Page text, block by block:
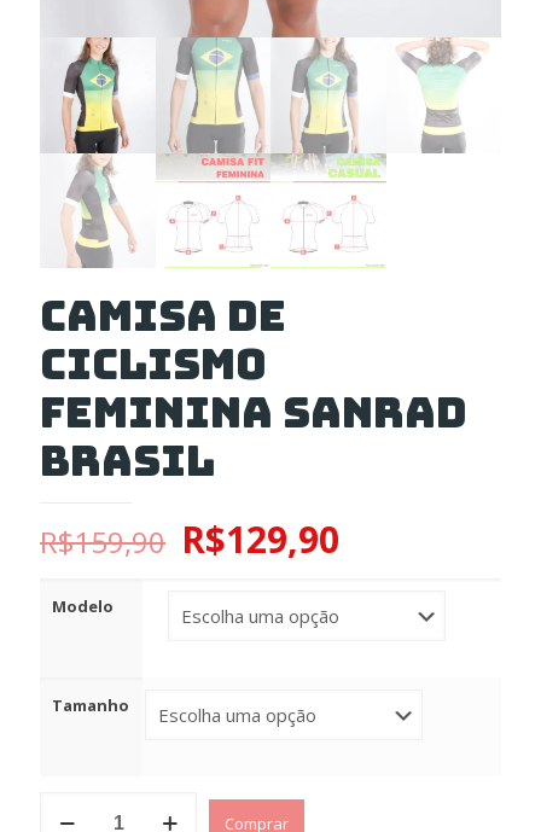
Camisa de
Ciclismo
Feminina Sanrad
Brasil
R$159,90 R$129,90
Modelo
Tamanho
Comprar